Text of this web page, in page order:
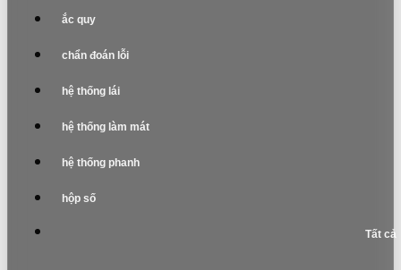
ắc quy
chẩn đoán lỗi
hệ thống lái
hệ thống làm mát
hệ thống phanh
hộp số
Tất cả